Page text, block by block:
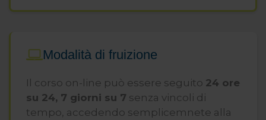
Modalità di fruizione
Il corso on-line può essere seguito 24 ore
su 24, 7 giorni su 7 senza vincoli di
tempo, accedendo semplicemnete alla